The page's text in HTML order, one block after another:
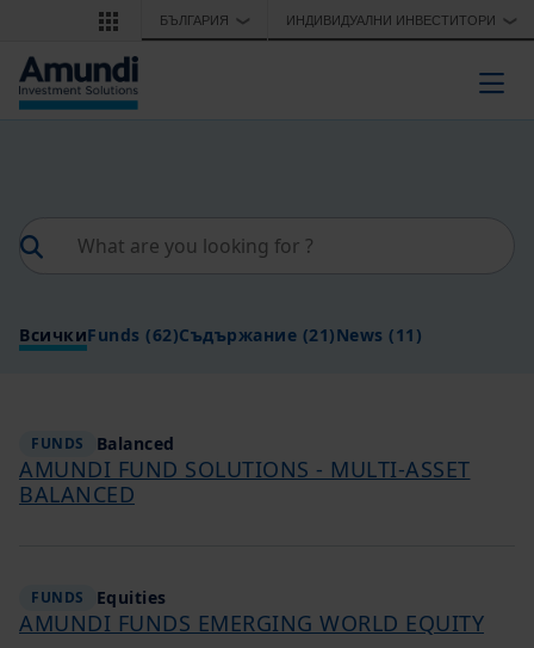
Премини към основното съдържание
БЪЛГАРИЯ ❯ ИНДИВИДУАЛНИ ИНВЕСТИТОРИ ❯
ВсичкиFunds (62)Съдържание (21)News (11)
FUNDS Balanced
AMUNDI FUND SOLUTIONS - MULTI-ASSET
BALANCED
FUNDS Equities
AMUNDI FUNDS EMERGING WORLD EQUITY